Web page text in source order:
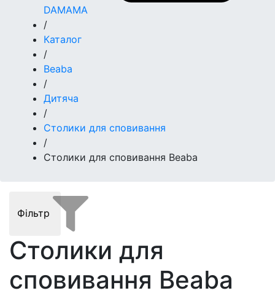
DAMAMA
/
Каталог
/
Beaba
/
Дитяча
/
Столики для сповивання
/
Столики для сповивання Beaba
Фільтр
Столики для
сповивання Beaba